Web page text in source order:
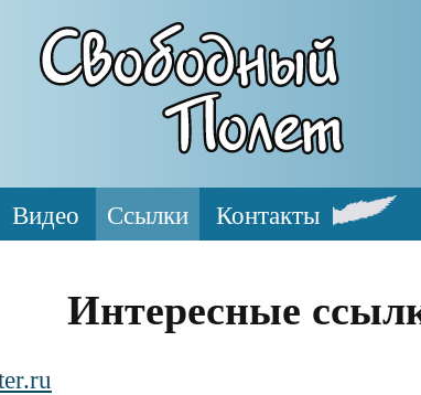
Видео Ссылки Контакты
Интересные